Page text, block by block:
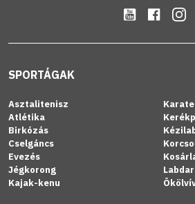
SPORTÁGAK
Asztalitenisz
Atlétika
Birkózás
Cselgáncs
Evezés
Jégkorong
Kajak-kenu
Karate